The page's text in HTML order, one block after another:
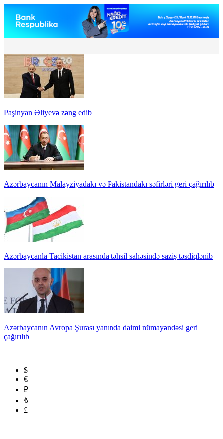
Paşinyan Əliyevə zəng edib
Azərbaycanın Malayziyadakı və Pakistandakı səfirləri geri çağırılıb
Azərbaycanla Tacikistan arasında təhsil sahəsində saziş təsdiqlənib
Azərbaycanın Avropa Şurası yanında daimi nümayəndəsi geri
çağırılıb
$
€
₽
₺
£